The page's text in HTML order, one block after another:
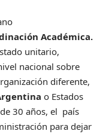
Académica.
unitario,
nacional sobre
diferente,
o Estados
30 años, el país
para dejar